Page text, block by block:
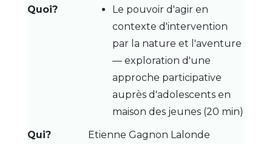
Le pouvoir d'agir en
contexte d'intervention
par la nature et l'aventure
— exploration d'une
approche participative
auprès d'adolescents en
maison des jeunes (20 min)
Etienne Gagnon Lalonde